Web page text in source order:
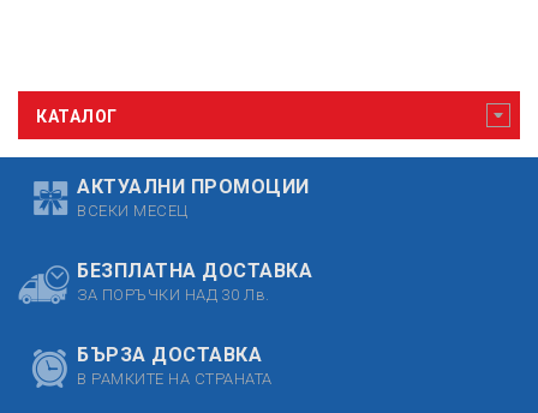
КАТАЛОГ
АКТУАЛНИ ПРОМОЦИИ
ВСЕКИ МЕСЕЦ
БЕЗПЛАТНА ДОСТАВКА
ЗА ПОРЪЧКИ НАД 30 Лв.
БЪРЗА ДОСТАВКА
В РАМКИТЕ НА СТРАНАТА